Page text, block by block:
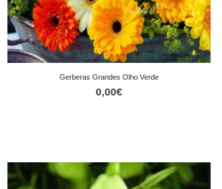
Gerberas Grandes Olho Verde
0,00€